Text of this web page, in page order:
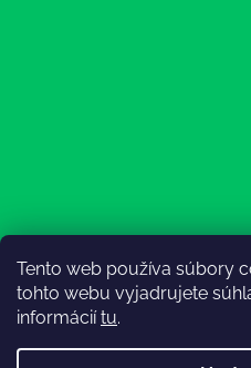
Tento web používa súbory
tohto webu vyjadrujete
informáciítu.
Sledovať na